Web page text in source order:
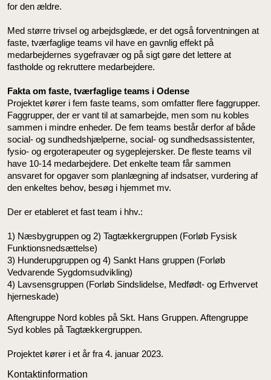
for den ældre.
Med større trivsel og arbejdsglæde, er det også forventningen at
faste, tværfaglige teams vil have en gavnlig effekt på
medarbejdernes sygefravær og på sigt gøre det lettere at
fastholde og rekruttere medarbejdere.
Fakta om faste, tværfaglige teams i Odense
Projektet kører i fem faste teams, som omfatter flere faggrupper.
Faggrupper, der er vant til at samarbejde, men som nu kobles
sammen i mindre enheder. De fem teams består derfor af både
social- og sundhedshjælperne, social- og sundhedsassistenter,
fysio- og ergoterapeuter og sygeplejersker. De fleste teams vil
have 10-14 medarbejdere. Det enkelte team får sammen
ansvaret for opgaver som planlægning af indsatser, vurdering af
den enkeltes behov, besøg i hjemmet mv.
Der er etableret et fast team i hhv.:
1) Næsbygruppen og 2) Tagtækkergruppen (Forløb Fysisk
Funktionsnedsættelse)
3) Hunderupgruppen og 4) Sankt Hans gruppen (Forløb
Vedvarende Sygdomsudvikling)
4) Lavsensgruppen (Forløb Sindslidelse, Medfødt- og Erhvervet
hjerneskade)
Aftengruppe Nord kobles på Skt. Hans Gruppen. Aftengruppe
Syd kobles på Tagtækkergruppen.
Projektet kører i et år fra 4. januar 2023.
Kontaktinformation